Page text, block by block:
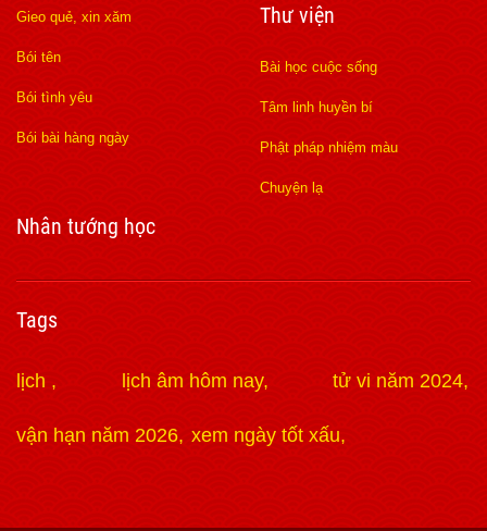
Gieo quẻ, xin xăm
Bói tên
Bói tình yêu
Bói bài hàng ngày
Thư viện
Bài học cuộc sống
Tâm linh huyền bí
Phật pháp nhiệm màu
Chuyện lạ
Nhân tướng học
Tags
lịch lịch âm hôm nay tử vi năm 2024
vận hạn năm 2026 xem ngày tốt xấu